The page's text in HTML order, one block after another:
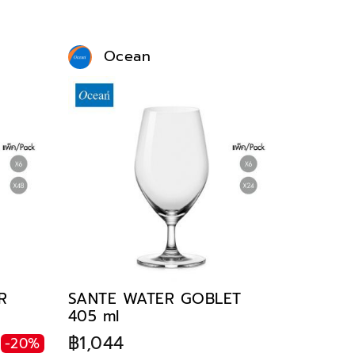
-20%
Ocean
SANTE WATER GOBLET
405 ml
฿1,044